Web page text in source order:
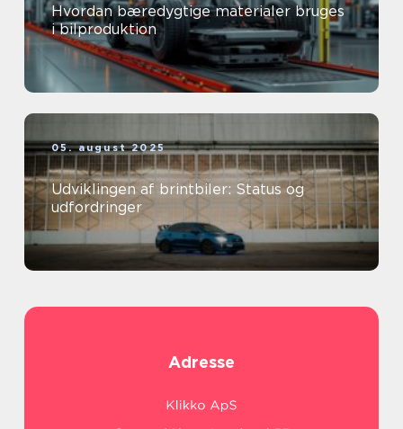
Hvordan bæredygtige materialer bruges
i bilproduktion
05. august 2025
Udviklingen af brintbiler: Status og
udfordringer
Adresse